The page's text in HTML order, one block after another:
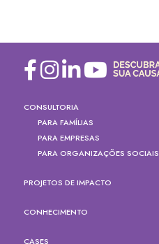
CONSULTORIA
PARA FAMÍLIAS
PARA EMPRESAS
PARA ORGANIZAÇÕES SOCIAIS
PROJETOS DE IMPACTO
CONHECIMENTO
CASES